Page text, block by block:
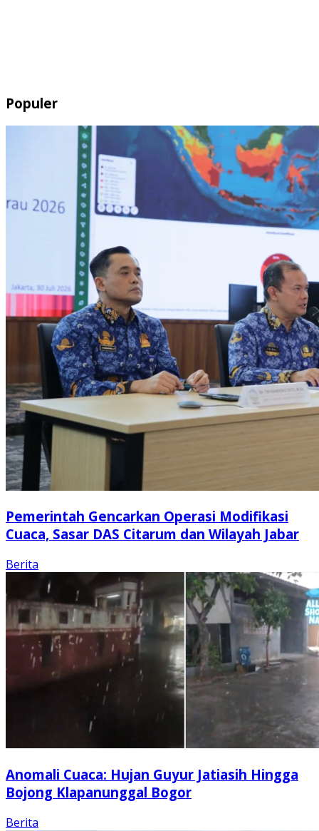
Populer
Pemerintah Gencarkan Operasi Modifikasi
Cuaca, Sasar DAS Citarum dan Wilayah Jabar
Berita
Anomali Cuaca: Hujan Guyur Jatiasih Hingga
Bojong Klapanunggal Bogor
Berita